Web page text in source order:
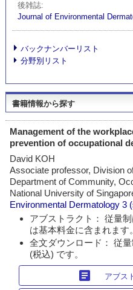
後雑誌
Journal of Environmental
バックナンバーリスト
分野別リスト
書籍情報から探す
Management of the
prevention of occupational
David KOH
Associate professor, Division
Department of Community,
National University of
Environmental Dermatology 3
アブストラクト： 従量
は基本料金に含まれます。
全文ダウンロード： 従
(税込) です。
article アブス